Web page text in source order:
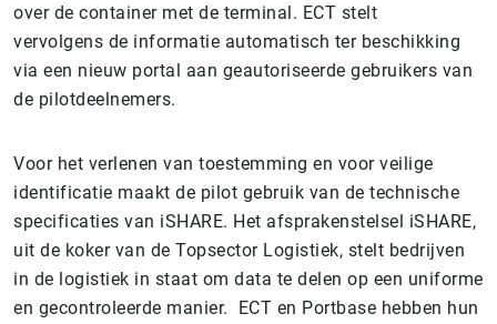
over de container met de terminal. ECT stelt
vervolgens de informatie automatisch ter beschikking
via een nieuw portal aan geautoriseerde gebruikers van
de pilotdeelnemers.
Voor het verlenen van toestemming en voor veilige
identificatie maakt de pilot gebruik van de technische
specificaties van iSHARE. Het afsprakenstelsel iSHARE,
uit de koker van de Topsector Logistiek, stelt bedrijven
in de logistiek in staat om data te delen op een uniforme
en gecontroleerde manier. ECT en Portbase hebben hun